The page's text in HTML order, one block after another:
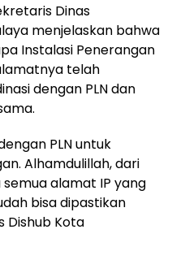
Dinas
menjelaskan bahwa
Instalasi Penerangan
telah
dengan PLN dan
PLN untuk
Alhamdulillah, dari
alamat IP yang
bisa dipastikan
Dishub Kota